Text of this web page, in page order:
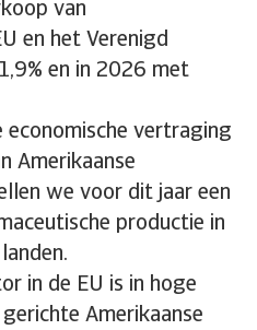
van
en het Verenigd
en in 2026 met
vertraging
Amerikaanse
we voor dit jaar een
productie in
in de EU is in hoge
Amerikaanse